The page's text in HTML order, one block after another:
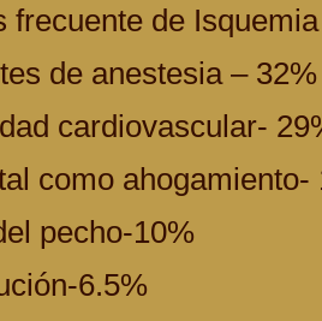
frecuente de
de anestesia – 32%
cardiovascular-
como ahogamiento-
pecho-10%
6.5%